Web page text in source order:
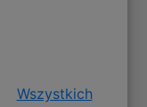
Wszystkich